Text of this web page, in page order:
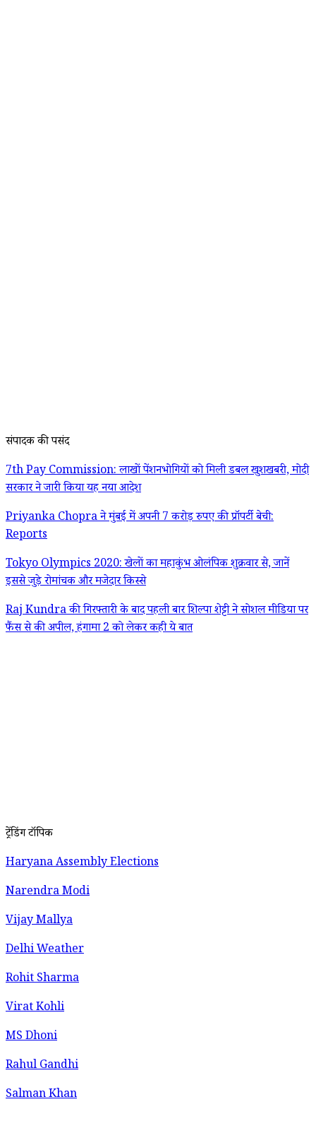
संपादक की पसंद
7th Pay Commission: लाखों पेंशनभोगियों को मिली डबल खुशखबरी, मोदी
सरकार ने जारी किया यह नया आदेश
Priyanka Chopra ने मुंबई में अपनी 7 करोड़ रुपए की प्रॉपर्टी बेची:
Reports
Tokyo Olympics 2020: खेलों का महाकुंभ ओलंपिक शुक्रवार से, जानें
इससे जुड़े रोमांचक और मजेदार किस्से
Raj Kundra की गिरफ्तारी के बाद पहली बार शिल्पा शेट्टी ने सोशल मीडिया पर
फैंस से की अपील, हंगामा 2 को लेकर कही ये बात
ट्रेंडिंग टॉपिक
Haryana Assembly Elections
Narendra Modi
Vijay Mallya
Delhi Weather
Rohit Sharma
Virat Kohli
MS Dhoni
Rahul Gandhi
Salman Khan